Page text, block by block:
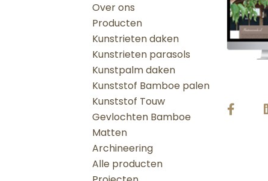
Over ons
Producten
Kunstrieten daken
Kunstrieten parasols
Kunstpalm daken
Kunststof Bamboe palen
Kunststof Touw
Gevlochten Bamboe
Matten
Archineering
Alle producten